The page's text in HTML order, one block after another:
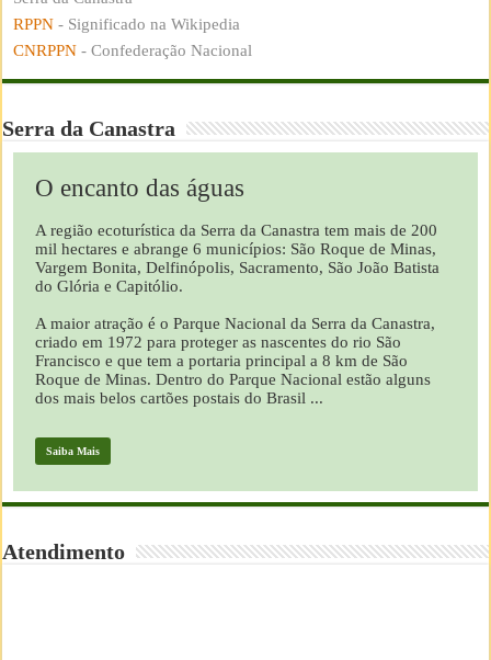
RPPN - Significado na Wikipedia
CNRPPN - Confederação Nacional
Serra da Canastra
O encanto das águas
A região ecoturística da Serra da Canastra tem mais de 200
mil hectares e abrange 6 municípios: São Roque de Minas,
Vargem Bonita, Delfinópolis, Sacramento, São João Batista
do Glória e Capitólio.
A maior atração é o Parque Nacional da Serra da Canastra,
criado em 1972 para proteger as nascentes do rio São
Francisco e que tem a portaria principal a 8 km de São
Roque de Minas. Dentro do Parque Nacional estão alguns
dos mais belos cartões postais do Brasil ...
Saiba Mais
Atendimento